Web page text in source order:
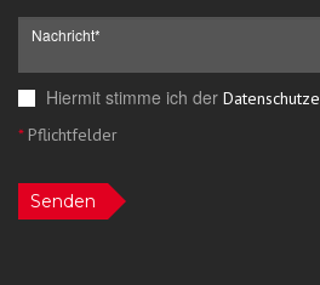
Hiermit stimme ich der
*Pflichtfelder
Senden